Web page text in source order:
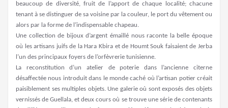
beaucoup de diversité, fruit de l’apport de chaque localité; chacune
tenant à se distinguer de sa voisine par la couleur, le port du vêtement ou
alors par la forme de l’indispensable chapeau.
Une collection de bijoux d’argent émaillé nous raconte la belle époque
où les artisans juifs de la Hara Kbira et de Houmt Souk faisaient de Jerba
l’un des principaux foyers de l’orfèvrerie tunisienne.
La reconstitution d’un atelier de poterie dans l’ancienne citerne
désaffectée nous introduit dans le monde caché où l’artisan potier créait
paisiblement ses multiples objets. Une galerie où sont exposés des objets
vernissés de Guellala, et deux cours où se trouve une série de contenants